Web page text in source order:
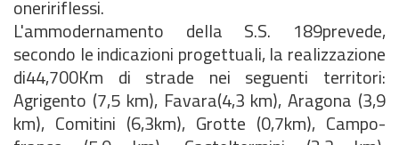
oneririflessi.
L'ammodernamento della S.S. 189prevede,
secondo le indicazioni progettuali, la realizzazione
di44,700Km di strade nei seguenti territori:
Agrigento (7,5 km), Favara(4,3 km), Aragona (3,9
km), Comitini (6,3km), Grotte (0,7km), Campo-